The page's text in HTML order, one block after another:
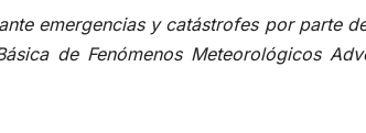
emergencias y catástrofes por parte
de Fenómenos Meteorológicos